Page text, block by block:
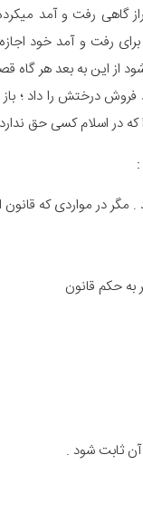
رفت و آمد
رفت و آمد خود
از این به بعد هر
درختش را داد ؛
در مواردی که قانون
حکم قانون
ثابت شود .